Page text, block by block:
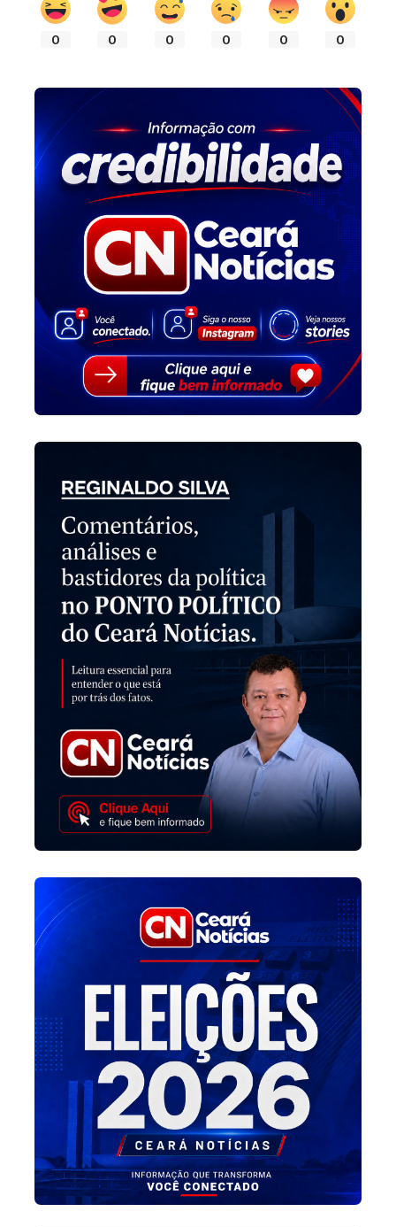
0 0 0 0 0 0